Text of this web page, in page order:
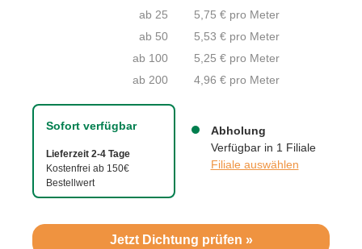
Jetzt Dichtung prüfen »
Sofort verfügbar
Lieferzeit 2-4 Tage
Kostenfrei ab 150€
Bestellwert
Abholung
Verfügbar in 1 Filiale
Filiale auswählen
ab 25
5,75 € pro Meter
ab 50
5,53 € pro Meter
ab 100
5,25 € pro Meter
ab 200
4,96 € pro Meter